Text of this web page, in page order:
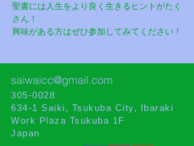
聖書には人生をより良く生きるヒントがたく
さん！
興味がある方はぜひ参加してみてください！
saiwaicc@gmail.com
305-0028
634-1 Saiki, Tsukuba City, Ibaraki
Work Plaza Tsukuba 1F
Japan